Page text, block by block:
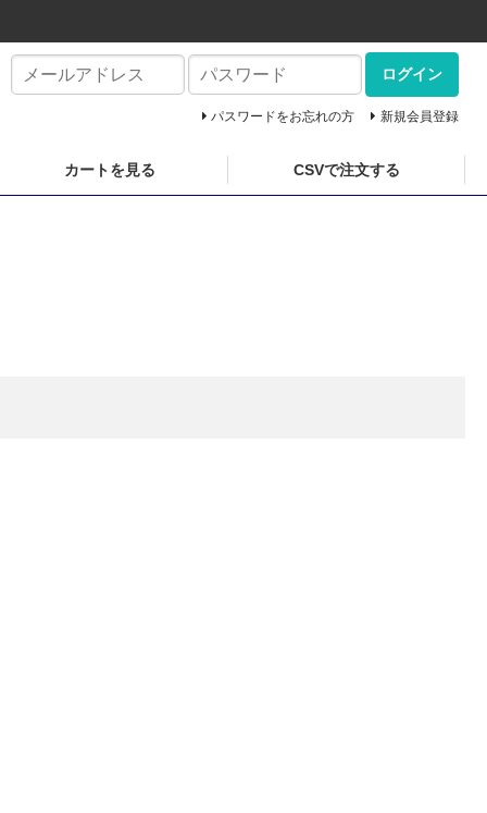
ログイン
パスワードをお忘れの方 新規会員登録
カートを見る CSVで注文する